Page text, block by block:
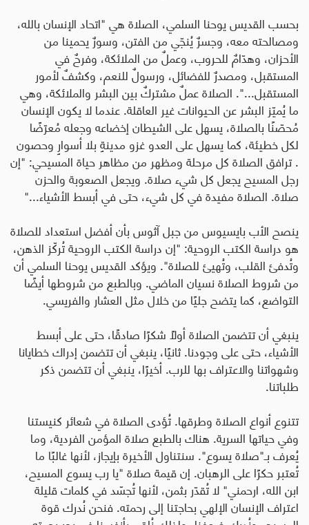
بحسب القديس يوحنا السلمي، الصلاة هي "اتحاد الإنسان بالله،
ومصالحته معه، وجسرٌ يُنجّي من الفتن، وسورٌ يحمينا من
الأحزان، وهدّامٌ للحروب، وعملٌ من الملائكة، وفرحٌ في
المستقبل، ومصدرٌ للفضائل، ورسولٌ للنعم، وكشفٌ لأمور
المستقبل...". الصلاة عملٌ مشتركٌ بين البشر والملائكة، وهي
ما يُميّز البشر عن الحيوانات غير العاقلة. عندما لا يكون الإنسان
مُحصّنًا بالصلاة، يسهل على الشيطان إخضاعه وجعله مُعرّضًا
لكل خطيئة، كما يسهل على العدو غزو مدينةٍ بلا أسوارٍ وحصون
. ترافق الصلاة كل مرحلة ومظهر من مظاهر حياة المسيحي: "إن
رجل المسيح يجعل كل شيء صلاة. ويجعل الصعوبة والحزن
صلاة. الصلاة مفيدة في كل شيء، حتى في أبسط الأشياء..."
ينصح الأب بايسيوس من جبل آثوس بأن أفضل استعداد للصلاة
هو دراسة الكتب الروحية: "إن دراسة الكتب الروحية تُركّز الذهن،
وتُدفئ القلب، وتُهيئ للصلاة". ويؤكد القديس يوحنا السلمي أن
من شروط الصلاة نسيان الماضي. وبالطبع من شروطها أيضًا
التواضع، كما يتضح جليًا من خلال مثل العشار والفريسي.
ينبغي أن تتضمن الصلاة أولًا شكرًا صادقًا، حتى على أبسط
الأشياء، حتى على وجودنا. ثانيًا، ينبغي أن تتضمن إدراك خطايانا
وشهواتنا والاعتراف بها للرب. أخيرًا، ينبغي أن تتضمن ذكر
طلباتنا.
تتنوع أنواع الصلاة وطرقها. تُؤدى الصلاة في شعائر كنيستنا
وفي حياتها السرية. هناك بالطبع صلاة المؤمن الفردية، وما
يُعرف بـ"صلاة يسوع". سنتناول الأخيرة بإيجاز، لأنها غالبًا ما
تُعتبر حكرًا على الرهبان. إن قيمة صلاة "يا رب يسوع المسيح،
ابن الله، ارحمني" لا تُقدّر بثمن، لأنها تُجسّد في كلمات قليلة
اعتراف الإنسان الإلهي بحاجتنا إلى رحمته. فنحن نُدرك قوة